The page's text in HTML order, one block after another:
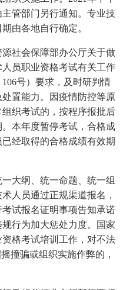
管部门另行通知。专业技
由各地自行确定。
社会保障部办公厅关于做
员职业资格考试有关工作
号）要求，及时研判情
置能力。因疫情防控等原
织考试的，按程序报批后
本年度暂停考试，合格成
经取得的合格成绩有效期
大纲、统一命题、统一组
人员通过正规渠道报名，
试报名证明事项告知承诺
行为加大惩处力度。国家
格考试培训工作，对不法
撞骗或组织实施作弊的，